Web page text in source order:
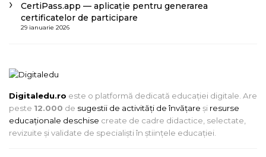
CertiPass.app — aplicație pentru generarea
certificatelor de participare
29 ianuarie 2026
Digitaledu.ro este o platformă dedicată educației digitale. Are
peste 12.000 de sugestii de activități de învățare și resurse
educaționale deschise create de cadre didactice, selectate,
revizuite și validate de specialiști în științele educației.